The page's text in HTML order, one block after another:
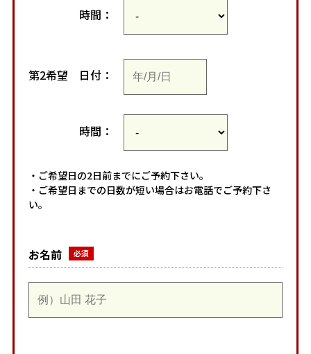
時間：
第2希望 日付：
時間：
・ご希望日の2日前までにご予約下さい。
・ご希望日までの日数が短い場合はお電話でご予約下さ
い。
お名前